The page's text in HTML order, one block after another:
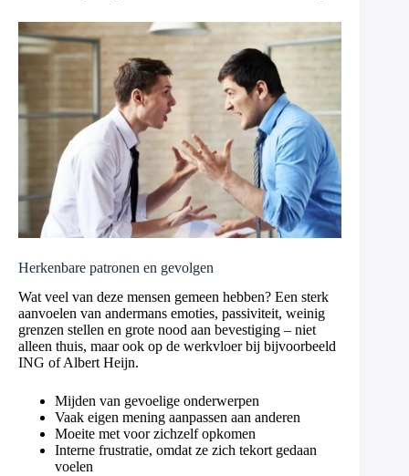
Herkenbare patronen en gevolgen
Wat veel van deze mensen gemeen hebben? Een sterk
aanvoelen van andermans emoties, passiviteit, weinig
grenzen stellen en grote nood aan bevestiging – niet
alleen thuis, maar ook op de werkvloer bij bijvoorbeeld
ING of Albert Heijn.
Mijden van gevoelige onderwerpen
Vaak eigen mening aanpassen aan anderen
Moeite met voor zichzelf opkomen
Interne frustratie, omdat ze zich tekort gedaan
voelen